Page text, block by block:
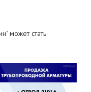
может стать